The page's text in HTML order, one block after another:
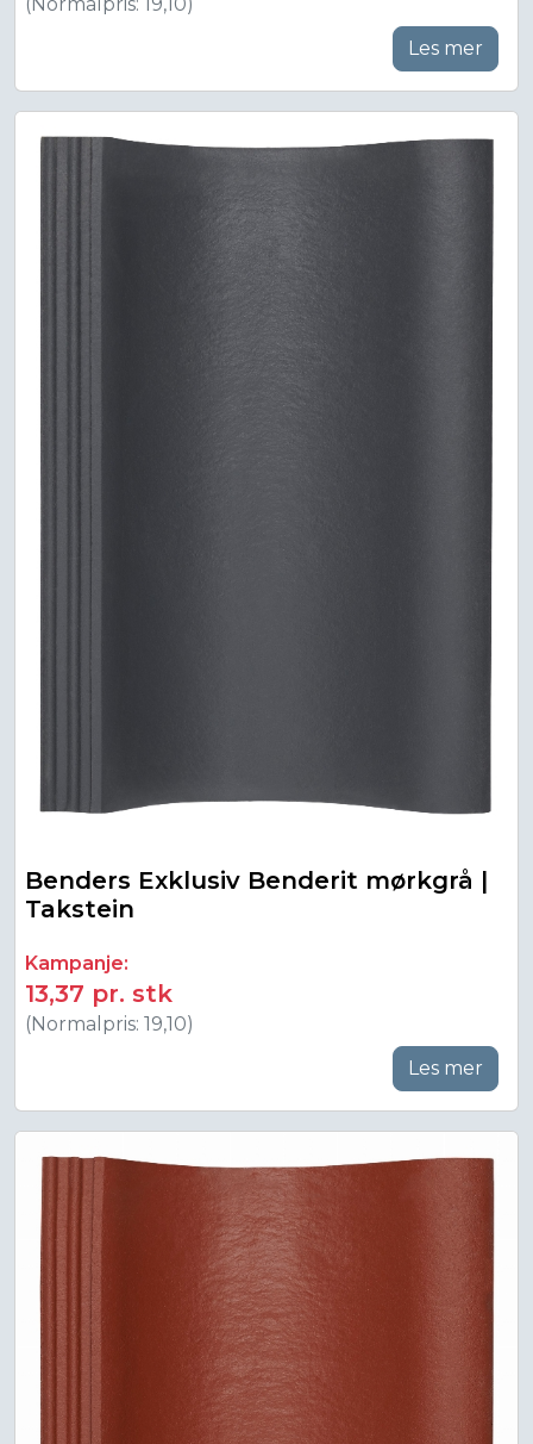
Les mer
Benders Exklusiv Benderit mørkgrå |
Takstein
Kampanje:
13,37 pr. stk
(Normalpris: 19,10)
Les mer